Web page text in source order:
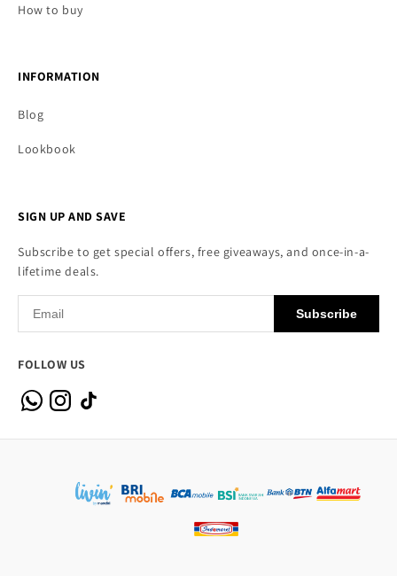
How to buy
INFORMATION
Blog
Lookbook
SIGN UP AND SAVE
Subscribe to get special offers, free giveaways, and once-in-a-
lifetime deals.
Subscribe
FOLLOW US